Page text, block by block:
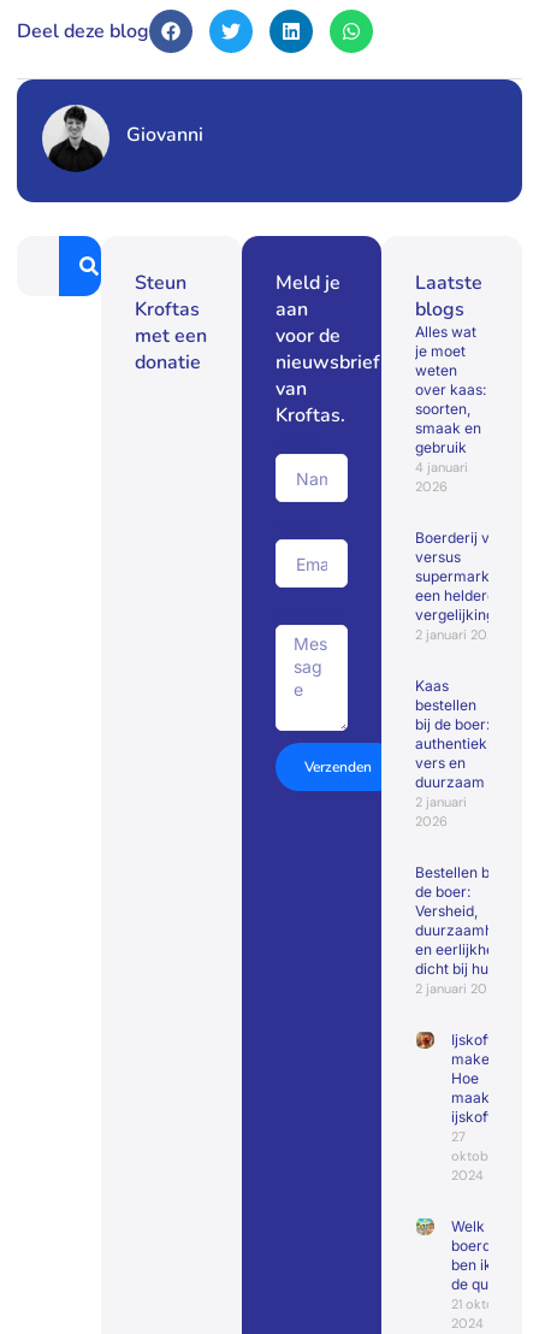
Deel deze blog
Giovanni
Steun
Kroftas
met een
donatie
Meld je
aan
voor de
nieuwsbrief
van
Kroftas.
Verzenden
Laatste
blogs
Alles wat
je moet
weten
over kaas:
soorten,
smaak en
gebruik
4 januari
2026
Boerderij voedsel
versus
een heldere
vergelijking
2 januari 2026
Kaas
bestellen
bij de boer:
authentiek,
vers en
duurzaam
2 januari
2026
Bestellen bij
de boer:
Versheid,
duurzaamheid
en eerlijkheid
dicht bij huis
2 januari 2026
Ijskoffie
maken |
Hoe
maak je
ijskoffie?
27
oktober
2024
Welk
boerderijdier
ben ik? Doe
de quiz
21 oktober
2024